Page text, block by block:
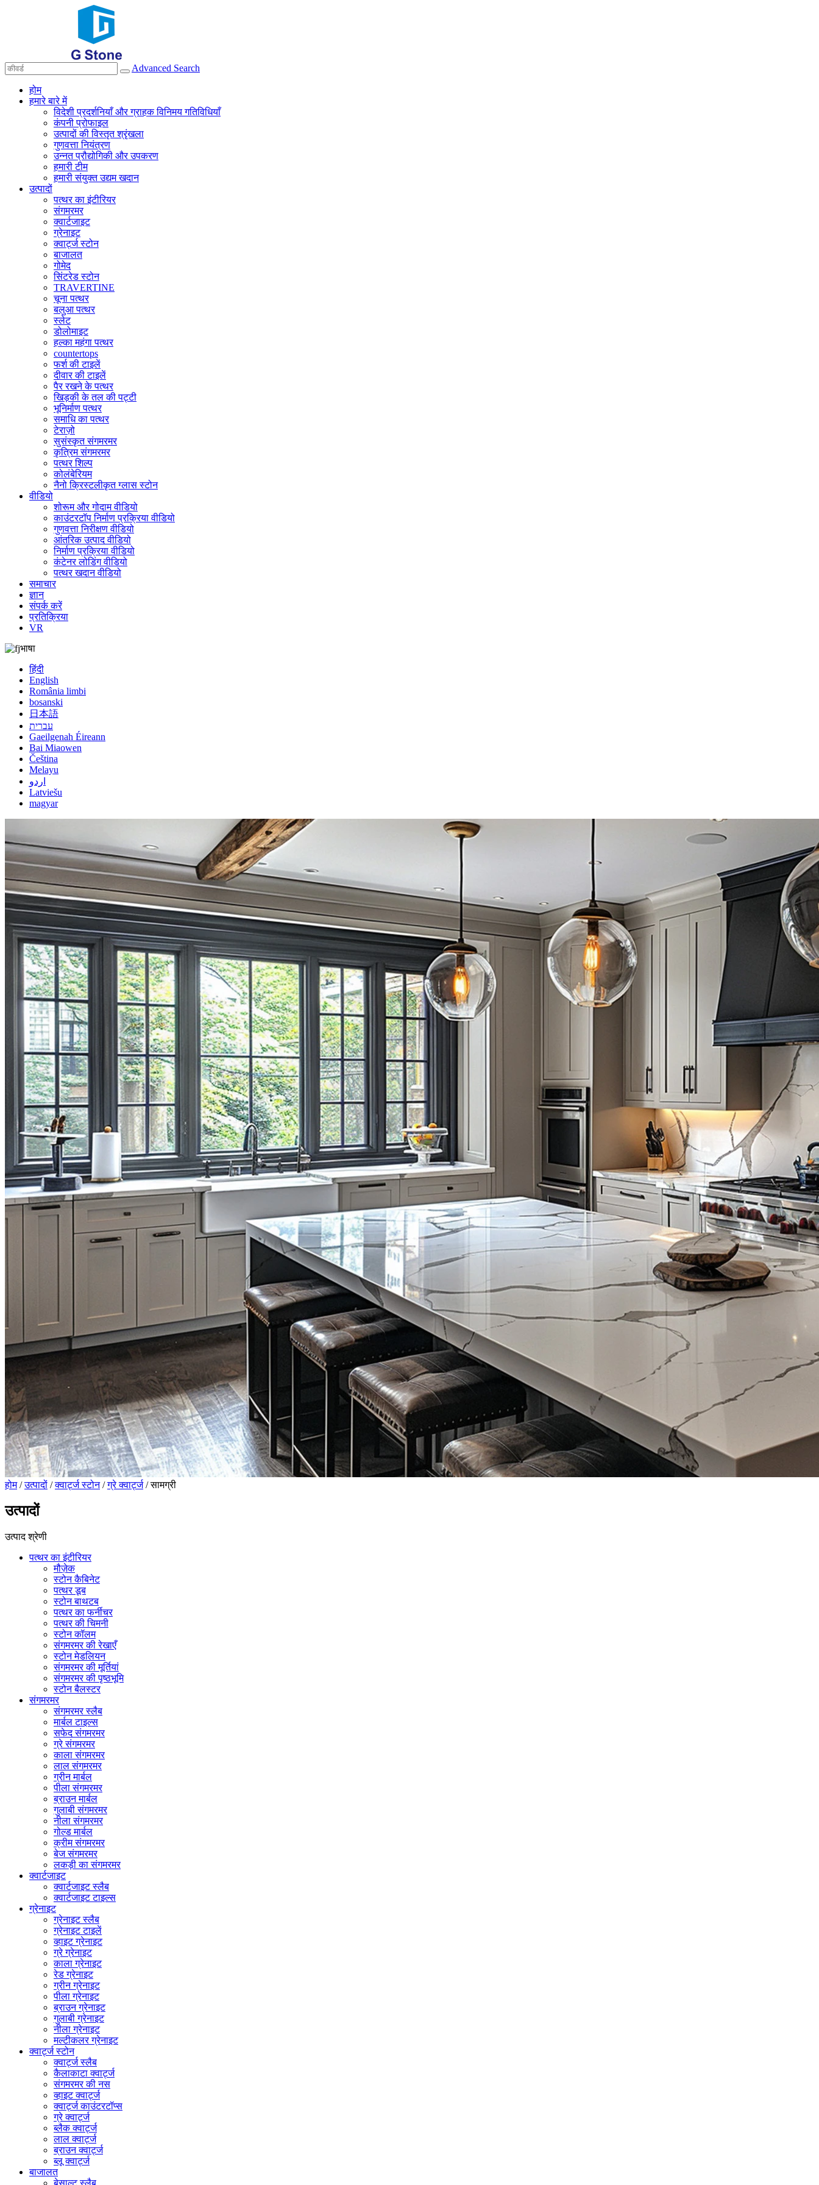
Advanced Search
होम
हमारे बारे में
विदेशी प्रदर्शनियाँ और ग्राहक विनिमय गतिविधियाँ
कंपनी प्रोफाइल
उत्पादों की विस्तृत श्रृंखला
गुणवत्ता नियंत्रण
उन्नत प्रौद्योगिकी और उपकरण
हमारी टीम
हमारी संयुक्त उद्यम खदान
उत्पादों
पत्थर का इंटीरियर
संगमरमर
क्वार्टजाइट
ग्रेनाइट
क्वार्ट्ज स्टोन
बाजालत
गोमेद
सिंटरेड स्टोन
TRAVERTINE
चूना पत्थर
बलुआ पत्थर
स्लेट
डोलोमाइट
हल्का महंगा पत्थर
countertops
फर्श की टाइलें
दीवार की टाइलें
पैर रखने के पत्थर
खिड़की के तल की पट्टी
भूनिर्माण पत्थर
समाधि का पत्थर
टेराज़ो
सुसंस्कृत संगमरमर
कृत्रिम संगमरमर
पत्थर शिल्प
कोलंबेरियम
नैनो क्रिस्टलीकृत ग्लास स्टोन
वीडियो
शोरूम और गोदाम वीडियो
काउंटरटॉप निर्माण प्रक्रिया वीडियो
गुणवत्ता निरीक्षण वीडियो
आंतरिक उत्पाद वीडियो
निर्माण प्रक्रिया वीडियो
कंटेनर लोडिंग वीडियो
पत्थर खदान वीडियो
समाचार
ज्ञान
संपर्क करें
प्रतिक्रिया
VR
भाषा
हिंदी
English
România limbi
bosanski
日本語
עברית
Gaeilgenah Éireann
Bai Miaowen
Čeština
Melayu
اردو
Latviešu
magyar
होम/उत्पादों /क्वार्ट्ज स्टोन/ग्रे क्वार्ट्ज/ सामग्री
उत्पादों
उत्पाद श्रेणी
पत्थर का इंटीरियर
मौज़ेक
स्टोन कैबिनेट
पत्थर डूब
स्टोन बाथटब
पत्थर का फर्नीचर
पत्थर की चिमनी
स्टोन कॉलम
संगमरमर की रेखाएँ
स्टोन मेडलियन
संगमरमर की मूर्तियां
संगमरमर की पृष्ठभूमि
स्टोन बैलस्टर
संगमरमर
संगमरमर स्लैब
मार्बल टाइल्स
सफेद संगमरमर
ग्रे संगमरमर
काला संगमरमर
लाल संगमरमर
ग्रीन मार्बल
पीला संगमरमर
ब्राउन मार्बल
गुलाबी संगमरमर
नीला संगमरमर
गोल्ड मार्बल
क्रीम संगमरमर
बेज संगमरमर
लकड़ी का संगमरमर
क्वार्टजाइट
क्वार्टजाइट स्लैब
क्वार्टजाइट टाइल्स
ग्रेनाइट
ग्रेनाइट स्लैब
ग्रेनाइट टाइलें
व्हाइट ग्रेनाइट
ग्रे ग्रेनाइट
काला ग्रेनाइट
रेड ग्रेनाइट
ग्रीन ग्रेनाइट
पीला ग्रेनाइट
ब्राउन ग्रेनाइट
गुलाबी ग्रेनाइट
नीला ग्रेनाइट
मल्टीकलर ग्रेनाइट
क्वार्ट्ज स्टोन
क्वार्ट्ज स्लैब
कैलाकाटा क्वार्ट्ज
संगमरमर की नस
व्हाइट क्वार्ट्ज
क्वार्ट्ज काउंटरटॉप्स
ग्रे क्वार्ट्ज
ब्लैक क्वार्ट्ज
लाल क्वार्ट्ज
ब्राउन क्वार्ट्ज
ब्लू क्वार्ट्ज
बाजालत
बेसाल्ट स्लैब